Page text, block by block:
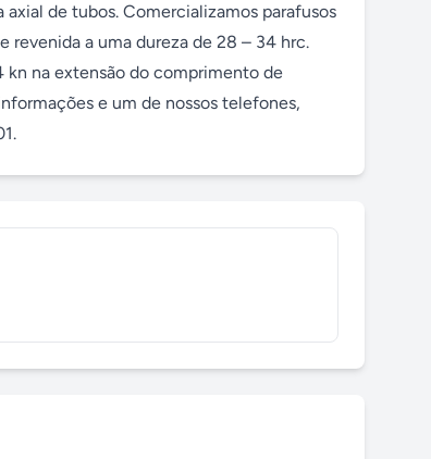
de tubos. Comercializamos parafusos
revenida a uma dureza de 28 – 34 hrc.
kn na extensão do comprimento de
e um de nossos telefones,